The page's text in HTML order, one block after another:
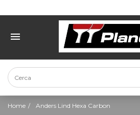
Home Anders Lind Hexa Carbon